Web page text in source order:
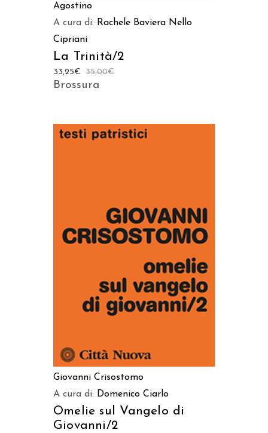
Agostino
A cura di: Rachele Baviera Nello
Cipriani
La Trinità/2
35,00€
33,25€
Brossura
AGGIUNGI AL CARRELLO
Giovanni Crisostomo
A cura di: Domenico Ciarlo
Omelie sul Vangelo di
Giovanni/2